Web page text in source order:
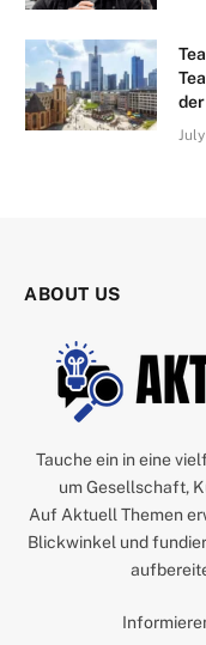
ABOUT US
Tauche ein in eine
um Gesellschaft,
Auf Aktuell Themen
Blickwinkel und